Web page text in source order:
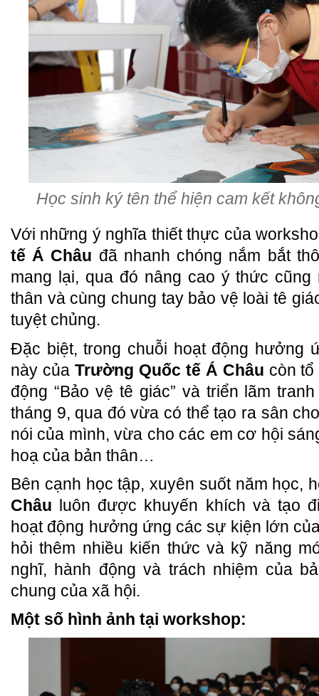
Học sinh ký tên thể hiện cam kết
Với những ý nghĩa thiết thực của
tế Á Châu đã nhanh chóng nắm bắt
mang lại, qua đó nâng cao ý thức
thân và cùng chung tay bảo vệ loài tê
tuyệt chủng.
Đặc biệt, trong chuỗi hoạt động hưởng
này của Trường Quốc tế Á Châu còn
động “Bảo vệ tê giác” và triển lãm
tháng 9, qua đó vừa có thể tạo ra sân
nói của mình, vừa cho các em cơ hội
hoạ của bản thân…
Bên cạnh học tập, xuyên suốt năm học,
Châu luôn được khuyến khích và tạo
hoạt động hưởng ứng các sự kiện lớn
hỏi thêm nhiều kiến thức và kỹ năng
nghĩ, hành động và trách nhiệm của
chung của xã hội.
Một số hình ảnh tại workshop: